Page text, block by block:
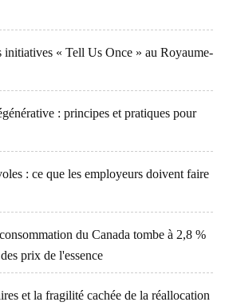
initiatives « Tell Us Once » au Royaume-
: principes et pratiques pour
: ce que les employeurs doivent faire
du Canada tombe à 2,8 %
prix de l'essence
et la fragilité cachée de la réallocation